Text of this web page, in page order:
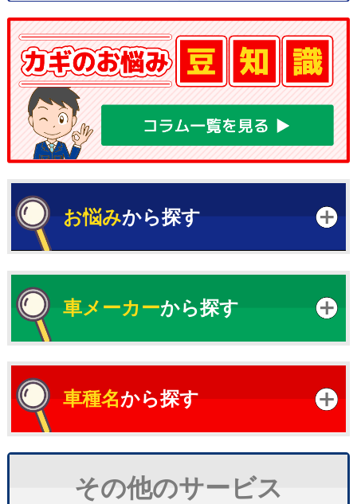
お悩みから探す
車メーカーから探す
車種名から探す
その他のサービス